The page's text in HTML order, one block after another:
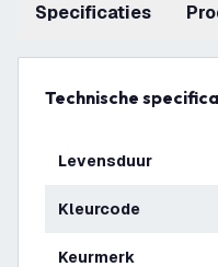
Specificaties
Technische
Levensduur
Kleurcode
Keurmerk